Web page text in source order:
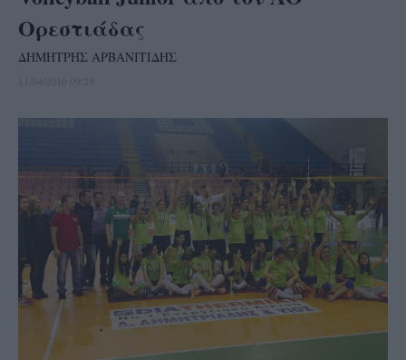
Ορεστιάδας
ΔΗΜΗΤΡΗΣ ΑΡΒΑΝΙΤΙΔΗΣ